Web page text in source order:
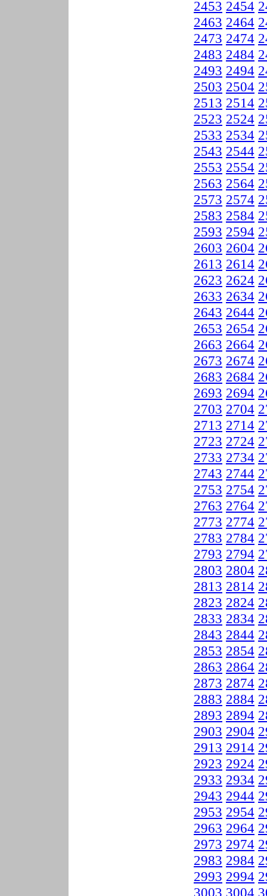
2453 2454
2463 2464
2473 2474
2483 2484
2493 2494
2503 2504
2513 2514
2523 2524
2533 2534
2543 2544
2553 2554
2563 2564
2573 2574
2583 2584
2593 2594
2603 2604
2613 2614
2623 2624
2633 2634
2643 2644
2653 2654
2663 2664
2673 2674
2683 2684
2693 2694
2703 2704
2713 2714
2723 2724
2733 2734
2743 2744
2753 2754
2763 2764
2773 2774
2783 2784
2793 2794
2803 2804
2813 2814
2823 2824
2833 2834
2843 2844
2853 2854
2863 2864
2873 2874
2883 2884
2893 2894
2903 2904
2913 2914
2923 2924
2933 2934
2943 2944
2953 2954
2963 2964
2973 2974
2983 2984
2993 2994
3003 3004